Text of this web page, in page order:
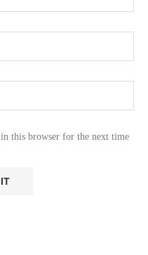
this browser for the next time